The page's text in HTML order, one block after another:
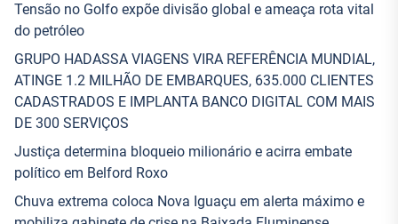
Tensão no Golfo expõe divisão global e ameaça rota vital
do petróleo
GRUPO HADASSA VIAGENS VIRA REFERÊNCIA MUNDIAL,
ATINGE 1.2 MILHÃO DE EMBARQUES, 635.000 CLIENTES
CADASTRADOS E IMPLANTA BANCO DIGITAL COM MAIS
DE 300 SERVIÇOS
Justiça determina bloqueio milionário e acirra embate
político em Belford Roxo
Chuva extrema coloca Nova Iguaçu em alerta máximo e